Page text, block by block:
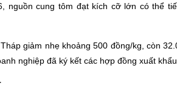
nguồn cung tôm đạt kích cỡ lớn có thể
giảm nhẹ khoảng 500 đồng/kg, còn
nghiệp đã ký kết các hợp đồng xuất